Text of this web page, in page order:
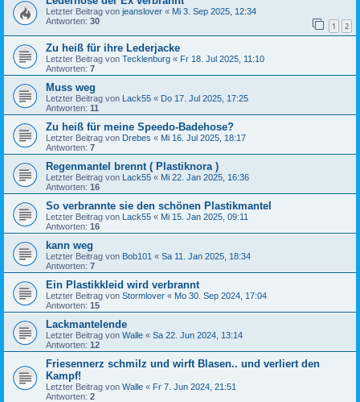
Letzter Beitrag von jeanslover « Mi 3. Sep 2025, 12:34
Antworten: 30 1 2
Zu heiß für ihre Lederjacke
Letzter Beitrag von Tecklenburg « Fr 18. Jul 2025, 11:10
Antworten: 7
Muss weg
Letzter Beitrag von Lack55 « Do 17. Jul 2025, 17:25
Antworten: 11
Zu heiß für meine Speedo-Badehose?
Letzter Beitrag von Drebes « Mi 16. Jul 2025, 18:17
Antworten: 7
Regenmantel brennt ( Plastiknora )
Letzter Beitrag von Lack55 « Mi 22. Jan 2025, 16:36
Antworten: 16
So verbrannte sie den schönen Plastikmantel
Letzter Beitrag von Lack55 « Mi 15. Jan 2025, 09:11
Antworten: 16
kann weg
Letzter Beitrag von Bob101 « Sa 11. Jan 2025, 18:34
Antworten: 7
Ein Plastikkleid wird verbrannt
Letzter Beitrag von Stormlover « Mo 30. Sep 2024, 17:04
Antworten: 15
Lackmantelende
Letzter Beitrag von Walle « Sa 22. Jun 2024, 13:14
Antworten: 12
Friesennerz schmilz und wirft Blasen.. und verliert den
Kampf!
Letzter Beitrag von Walle « Fr 7. Jun 2024, 21:51
Antworten: 2